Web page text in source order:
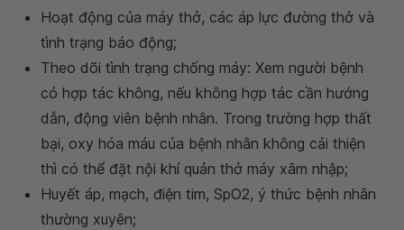
Hoạt động của máy thở, các áp lực đường thở và
tình trạng báo động;
Theo dõi tình trạng chống máy: Xem người bệnh
có hợp tác không, nếu không hợp tác cần hướng
dẫn, động viên bệnh nhân. Trong trường hợp thất
bại, oxy hóa máu của bệnh nhân không cải thiện
thì có thể đặt nội khí quản thở máy xâm nhập;
Huyết áp, mạch, điện tim, SpO2, ý thức bệnh nhân
thường xuyên;